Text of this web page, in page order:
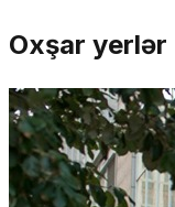
Oxşar yerlər